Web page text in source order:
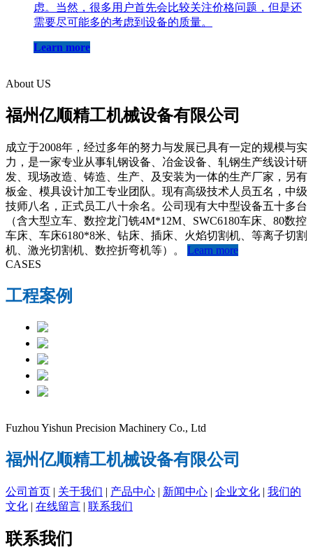
虑。当然，很多用户首先会比较关注价格问题，但是还
需要尽可能多的考虑到设备的质量。
Learn more
About US
福州亿顺精工机械设备有限公司
成立于2008年，经过多年的努力与发展已具有一定的规模与实
力，是一家专业从事轧钢设备、冶金设备、轧钢生产线设计研
发、现场改造、铸造、生产、及安装为一体的生产厂家，另有
板金、模具设计加工专业团队。现有高级技术人员五名，中级
技师八名，正式员工八十余名。公司现有大中型设备五十多台
（含大型立车、数控龙门铣4M*12M、SWC6180车床、80数控
车床、车床6180*8米、钻床、插床、火焰切割机、等离子切割
机、激光切割机、数控折弯机等）。 Learn more
CASES
工程案例
Fuzhou Yishun Precision Machinery Co., Ltd
福州亿顺精工机械设备有限公司
公司首页 | 关于我们 | 产品中心 | 新闻中心 | 企业文化 | 我们的
文化 | 在线留言 | 联系我们
联系我们